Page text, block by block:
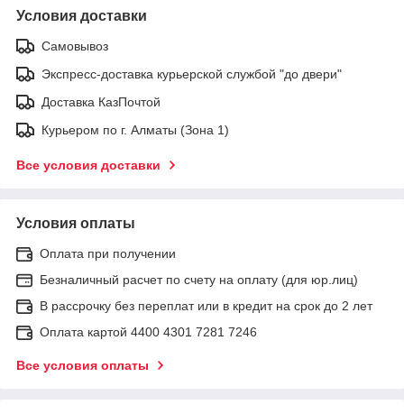
Условия доставки
Самовывоз
Экспресс-доставка курьерской службой "до двери"
Доставка КазПочтой
Курьером по г. Алматы (Зона 1)
Все условия доставки
Условия оплаты
Оплата при получении
Безналичный расчет по счету на оплату (для юр.лиц)
В рассрочку без переплат или в кредит на срок до 2 лет
Оплата картой 4400 4301 7281 7246
Все условия оплаты